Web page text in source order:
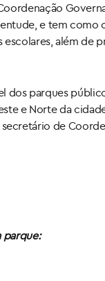
e tem
além
dos parques
e Norte da
de
parque: